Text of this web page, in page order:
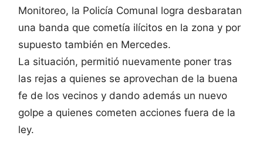
Monitoreo, la Policía Comunal logra desbaratan
una banda que cometía ilícitos en la zona y por
supuesto también en Mercedes.
La situación, permitió nuevamente poner tras
las rejas a quienes se aprovechan de la buena
fe de los vecinos y dando además un nuevo
golpe a quienes cometen acciones fuera de la
ley.